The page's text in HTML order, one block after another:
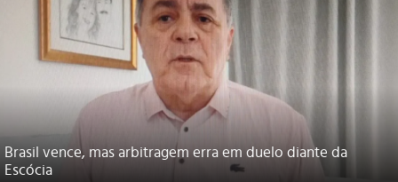
Brasil vence, mas arbitragem erra em duelo diante da
Escócia